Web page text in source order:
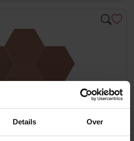
Details Over
Next